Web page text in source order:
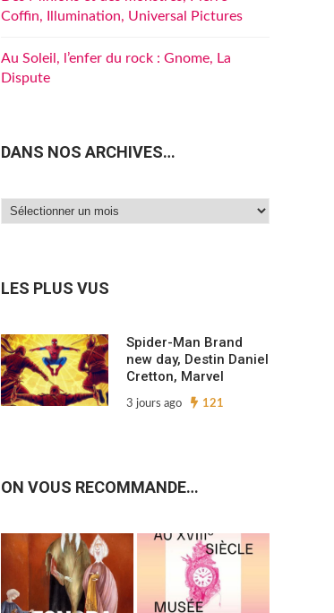
Coffin, Illumination, Universal Pictures
Au Soleil, l’enfer du rock : Gnome, La
Dispute
DANS NOS ARCHIVES…
Dans
LES PLUS VUS
Spider-Man Brand
new day, Destin Daniel
Cretton, Marvel
3 jours ago 121
ON VOUS RECOMMANDE…